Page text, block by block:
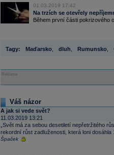
01.03.2019 17:42
Na trzích se otevřely
Během první části pokrizového
Tagy: Maďarsko dluh Rumunsko
Reklama
Váš názor
A jak si vede svět?
11.03.2019 13:21
„Svět má za sebou desetiletí nepřetržitého
rekordní růst zadluženosti, která loni dosáhla
Špaček